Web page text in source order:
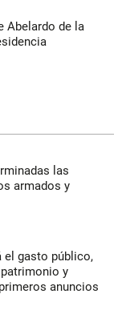
Abelardo de la
las
armados y
el gasto público,
y
anuncios